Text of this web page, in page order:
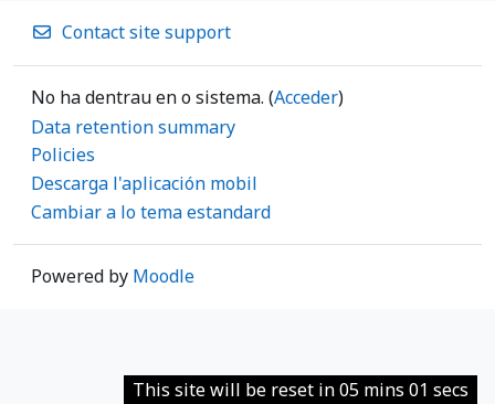
Contact site support
No ha dentrau en o sistema. (Acceder)
Data retention summary
Policies
Descarga l'aplicación mobil
Cambiar a lo tema estandard
Powered by Moodle
This site will be reset in 05 mins 01 secs